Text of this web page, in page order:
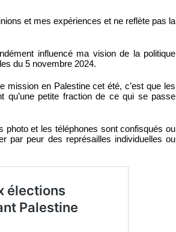
et mes expériences et ne reflète pas la
influencé ma vision de la politique
du 5 novembre 2024.
mission en Palestine cet été, c’est que les
qu’une petite fraction de ce qui se passe
photo et les téléphones sont confisqués ou
par peur des représailles individuelles ou